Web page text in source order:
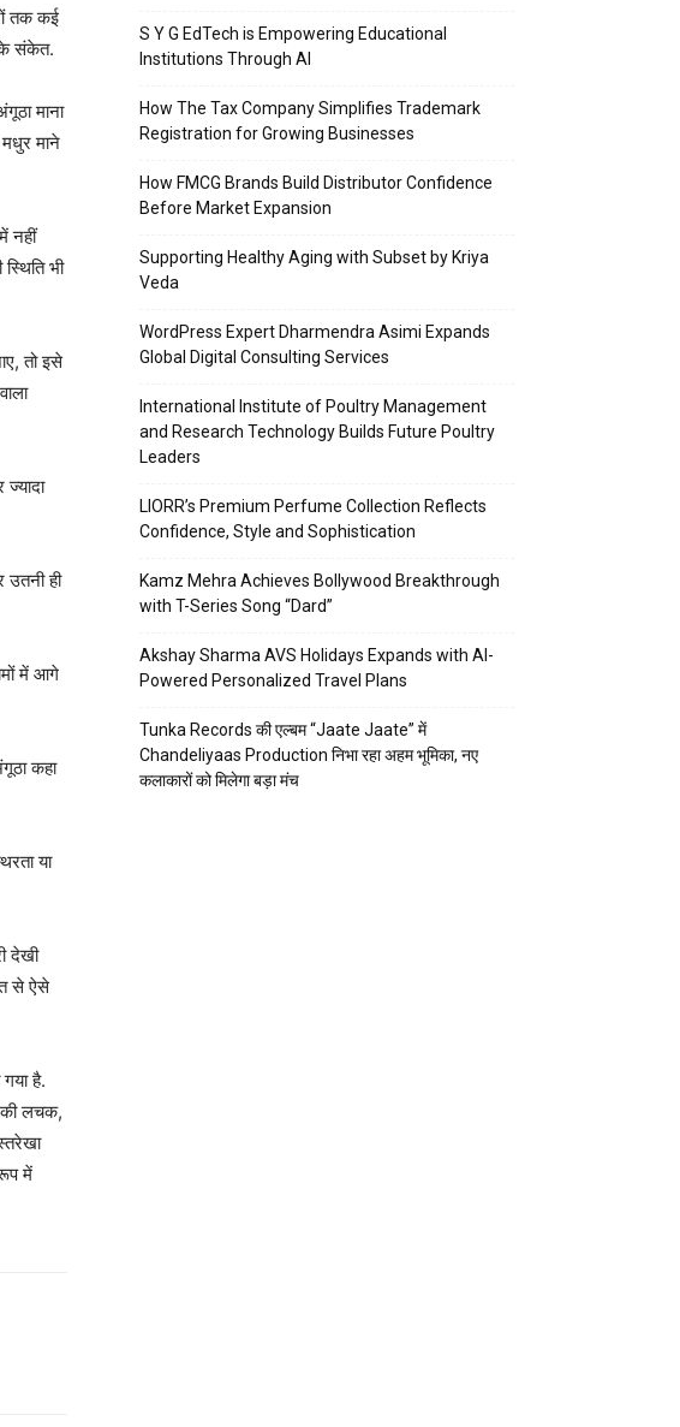
तक कई
के संकेत.
माना
माने
नहीं
भी
तो इसे
ही
में आगे
कहा
या
देखी
से ऐसे
है.
की लचक,
में
S Y G EdTech is Empowering Educational
Institutions Through AI
How The Tax Company Simplifies Trademark
Registration for Growing Businesses
How FMCG Brands Build Distributor Confidence
Before Market Expansion
Supporting Healthy Aging with Subset by Kriya
Veda
WordPress Expert Dharmendra Asimi Expands
Global Digital Consulting Services
International Institute of Poultry Management
and Research Technology Builds Future Poultry
Leaders
LIORR’s Premium Perfume Collection Reflects
Confidence, Style and Sophistication
Kamz Mehra Achieves Bollywood Breakthrough
with T-Series Song “Dard”
Akshay Sharma AVS Holidays Expands with AI-
Powered Personalized Travel Plans
Tunka Records की एल्बम “Jaate Jaate” में
Chandeliyaas Production निभा रहा अहम भूमिका, नए
कलाकारों को मिलेगा बड़ा मंच